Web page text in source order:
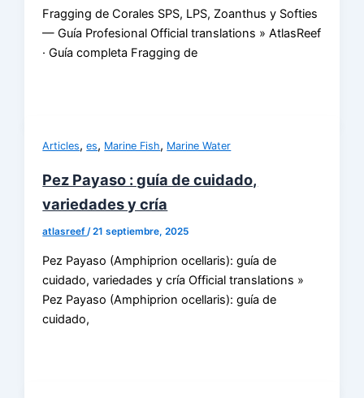
Fragging de Corales SPS, LPS, Zoanthus y Softies
— Guía Profesional Official translations » AtlasReef
· Guía completa Fragging de
Articles,es, Marine Fish, Marine Water
Pez Payaso : guía de cuidado,
variedades y cría
atlasreef/21 septiembre, 2025
Pez Payaso (Amphiprion ocellaris): guía de
cuidado, variedades y cría Official translations »
Pez Payaso (Amphiprion ocellaris): guía de
cuidado,